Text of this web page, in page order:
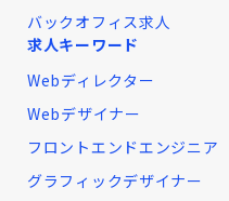
バックオフィス求人
求人キーワード
Webディレクター
Webデザイナー
フロントエンドエンジニア
グラフィックデザイナー